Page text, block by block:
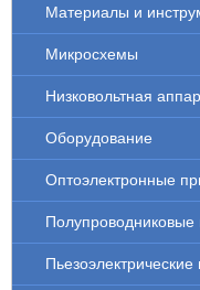
Материалы и
Микросхемы
Низковольтная
Оборудование
Оптоэлектронные
Полупроводниковые